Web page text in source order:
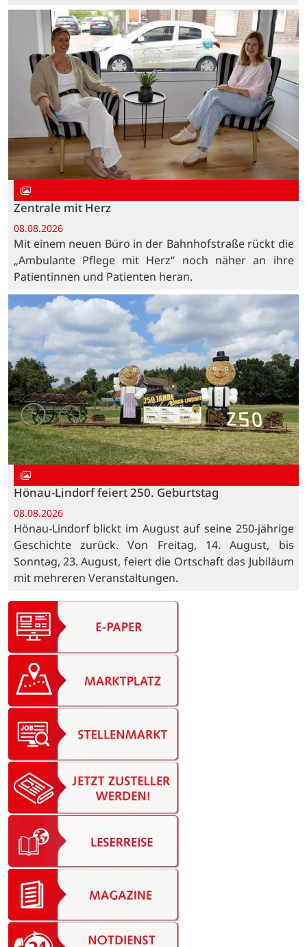
Zentrale mit Herz
08.08.2026
Mit einem neuen Büro in der Bahnhofstraße rückt die
„Ambulante Pflege mit Herz“ noch näher an ihre
Patientinnen und Patienten heran.
Hönau-Lindorf feiert 250. Geburtstag
08.08.2026
Hönau-Lindorf blickt im August auf seine 250-jährige
Geschichte zurück. Von Freitag, 14. August, bis
Sonntag, 23. August, feiert die Ortschaft das Jubiläum
mit mehreren Veranstaltungen.